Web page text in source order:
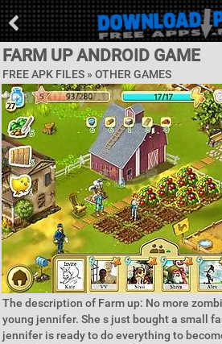
FARM UP ANDROID GAME
FREE APK FILES » OTHER GAMES
The description of Farm up: No more
young jennifer. She s just bought a small
jennifer is ready to do everything to